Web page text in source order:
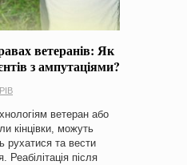
ветеранів: Як
з ампутаціями?
ветеран або
кінцівки, можуть
рухатися та вести
Реабілітація після